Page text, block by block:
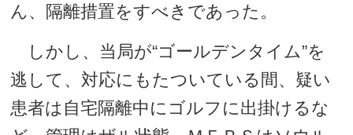
ん、隔離措置をすべきであった。
しかし、当局が“ゴールデンタイム”を
逃して、対応にもたついている間、疑い
患者は自宅隔離中にゴルフに出掛けるな